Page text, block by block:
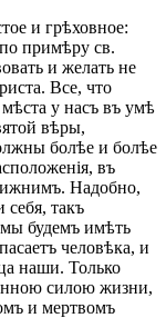
и грѣховное:
примѣру св.
и желать не
Все, что
у насъ въ умѣ
вѣры,
болѣе и болѣе
въ
Надобно,
себя, такъ
будемъ имѣть
человѣка, и
наши. Только
силою жизни,
и мертвомъ